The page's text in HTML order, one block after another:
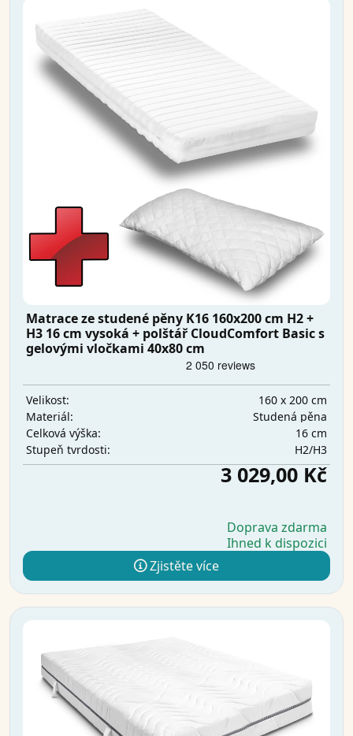
Matrace ze studené pěny K16 160x200 cm H2 +
H3 16 cm vysoká + polštář CloudComfort Basic s
gelovými vločkami 40x80 cm
Velikost:
160 x 200 cm
Materiál:
Studená pěna
Celková výška:
16 cm
Stupeň tvrdosti:
H2/H3
3 029,00 Kč
Doprava zdarma
Ihned k dispozici
Zjistěte více